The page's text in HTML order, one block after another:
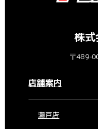
株
〒489-
店舗案内
瀬戸店